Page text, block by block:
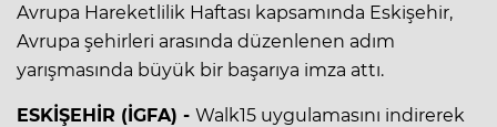
Avrupa Hareketlilik Haftası kapsamında Eskişehir,
Avrupa şehirleri arasında düzenlenen adım
yarışmasında büyük bir başarıya imza attı.
ESKİŞEHİR (İGFA) - Walk15 uygulamasını indirerek